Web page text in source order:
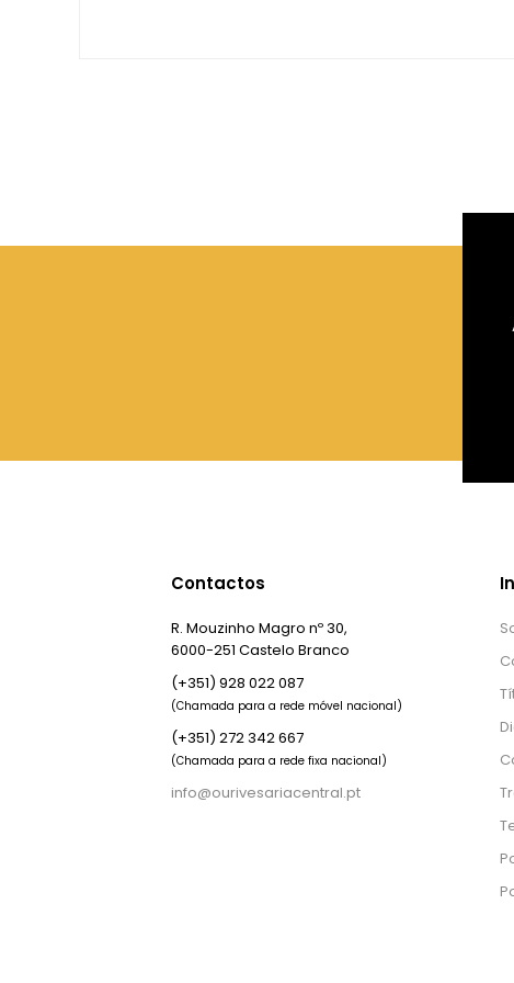
Contactos
R. Mouzinho Magro nº 30,
6000-251 Castelo Branco
(+351) 928 022 087
(Chamada para a rede móvel nacional)
(+351) 272 342 667
(Chamada para a rede fixa nacional)
info@ourivesariacentral.pt